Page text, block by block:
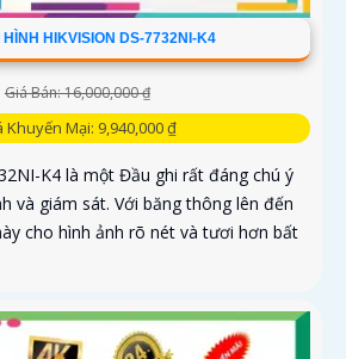
HIKVISION DS-7732NI-K4
Giá Bán: 16,000,000 ₫
Khuyến Mại: 9,940,000 ₫
K4 là một Đầu ghi rất đáng chú ý
và giám sát. Với băng thông lên đến
cho hình ảnh rõ nét và tươi hơn bất